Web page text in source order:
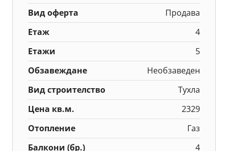
Вид оферта
Продава
Етаж
4
Етажи
5
Обзавеждане
Необзаведен
Вид строителство
Тухла
Цена кв.м.
2329
Отопление
Газ
Балкони (бр.)
4